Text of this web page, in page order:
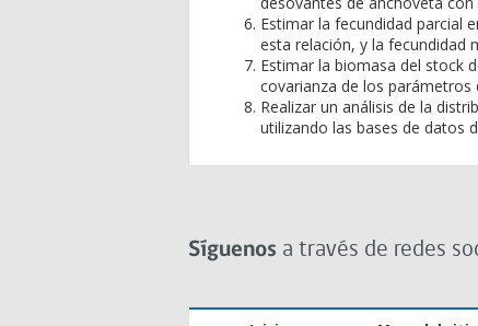
Estimar la fecundidad parcial
esta relación, y la fecundidad
Estimar la biomasa del stock
covarianza de los parámetros
Realizar un análisis de la
utilizando las bases de datos
Síguenos a través de redes